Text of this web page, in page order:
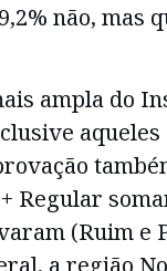
não, mas
ampla do
aqueles
Regular
(Ruim e